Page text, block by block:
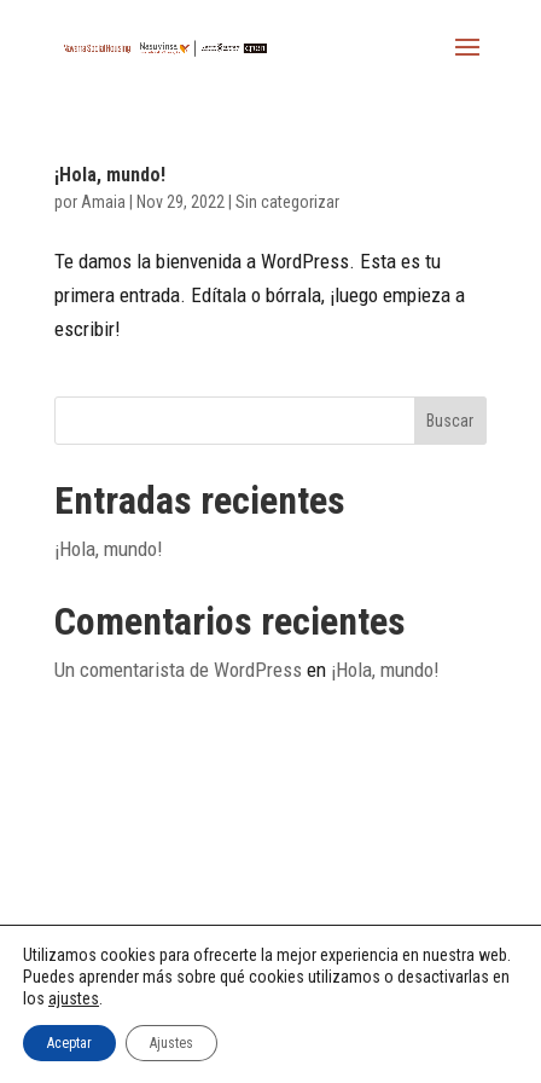
¡Hola, mundo!
por Amaia Nov 29, 2022 Sin categorizar
Te damos la bienvenida a WordPress. Esta es tu
primera entrada. Edítala o bórrala, ¡luego empieza a
escribir!
Buscar
Entradas recientes
¡Hola, mundo!
Comentarios recientes
Un comentarista de WordPress en ¡Hola, mundo!
Utilizamos cookies para ofrecerte la mejor experiencia en nuestra web.
Puedes aprender más sobre qué cookies utilizamos o desactivarlas en
los ajustes
Aceptar Ajustes